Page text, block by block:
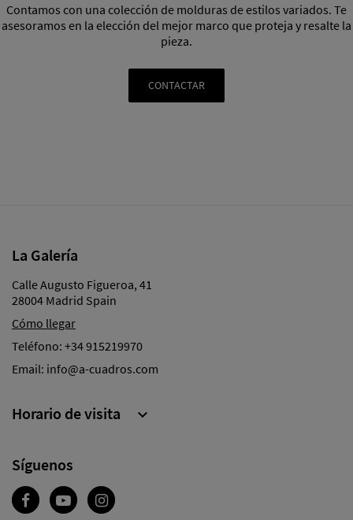
Contamos con una colección de molduras de estilos variados. Te
asesoramos en la elección del mejor marco que proteja y resalte la
pieza.
CONTACTAR
La Galería
Calle Augusto Figueroa, 41
28004 Madrid Spain
Cómo llegar
Teléfono: +34 915219970
Email: info@a-cuadros.com
Síguenos
Horario de visita 